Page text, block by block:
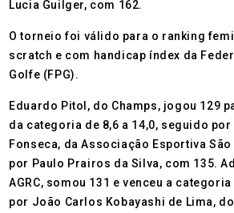
Lucia Guilger, com 162.
O torneio foi válido para o ranking
scratch e com handicap índex da
Golfe (FPG).
Eduardo Pitol, do Champs, jogou 129
da categoria de 8,6 a 14,0, seguido
Fonseca, da Associação Esportiva
por Paulo Prairos da Silva, com 135.
AGRC, somou 131 e venceu a
por João Carlos Kobayashi de Lima,